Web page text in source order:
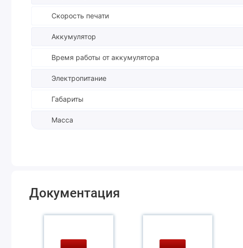
Скорость печати
Аккумулятор
Время работы от аккумулятора
Электропитание
Габариты
Масса
Документация